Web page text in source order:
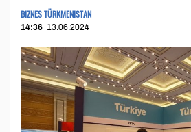
BIZNES TÜRKMENISTAN
14:36 13.06.2024